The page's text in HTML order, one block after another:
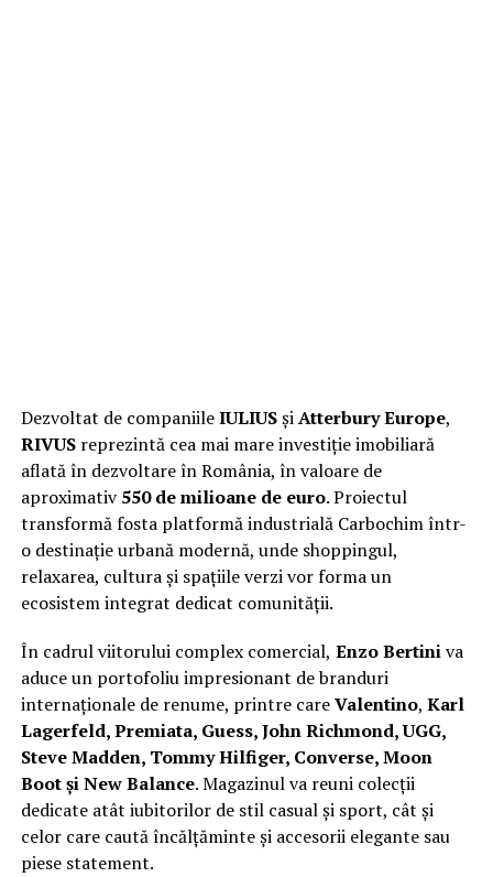
Dezvoltat de companiileIULIUSșiAtterbury Europe,
RIVUSreprezintă cea mai mare investiție imobiliară
aflată în dezvoltare în România, în valoare de
aproximativ550 de milioane de euro. Proiectul
transformă fosta platformă industrială Carbochim într-
o destinație urbană modernă, unde shoppingul,
relaxarea, cultura și spațiile verzi vor forma un
ecosistem integrat dedicat comunității.
În cadrul viitorului complex comercial, Enzo Bertiniva
aduce un portofoliu impresionant de branduri
internaționale de renume, printre careValentino, Karl
Lagerfeld, Premiata, Guess, John Richmond, UGG,
Steve Madden, Tommy Hilfiger, Converse, Moon
Boot și New Balance. Magazinul va reuni colecții
dedicate atât iubitorilor de stil casual și sport, cât și
celor care caută încălțăminte și accesorii elegante sau
piese statement.